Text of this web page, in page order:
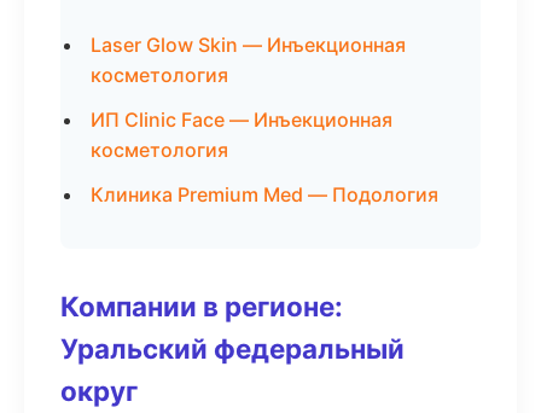
Laser Glow Skin — Инъекционная
косметология
ИП Clinic Face — Инъекционная
косметология
Клиника Premium Med — Подология
Компании в регионе:
Уральский федеральный
округ